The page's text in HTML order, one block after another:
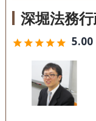
深堀法務
starstarstarstarstar 5.00